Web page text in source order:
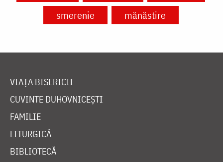
smerenie
mănăstire
VIAȚA BISERICII
CUVINTE DUHOVNICEȘTI
FAMILIE
LITURGICĂ
BIBLIOTECĂ